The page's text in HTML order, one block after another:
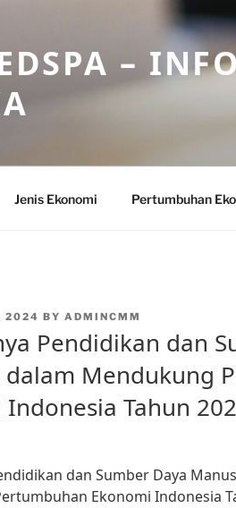
–
Jenis Ekonomi Pertumbuhan
2024 BY ADMINCMM
Pendidikan dan
dalam Mendukung
Indonesia Tahun
dan Sumber Daya
Ekonomi Indonesia